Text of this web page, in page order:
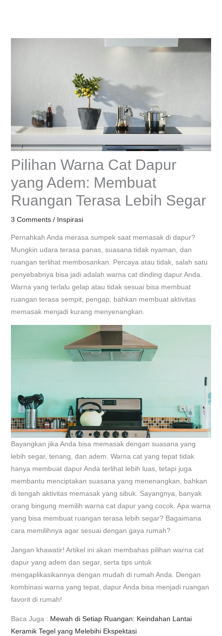
Pilihan Warna Cat Dapur
yang Adem: Membuat
Ruangan Terasa Lebih Segar
3 Comments / Inspirasi
Pernahkah Anda merasa sumpek saat memasak di dapur?
Mungkin udara terasa panas, suasana tidak nyaman, dan
ruangan terlihat membosankan. Percaya atau tidak, salah satu
penyebabnya bisa jadi adalah warna cat dinding dapur Anda.
Warna yang terlalu gelap atau tidak sesuai bisa membuat
ruangan terasa sempit, pengap, bahkan membuat aktivitas
memasak menjadi kurang menyenangkan.
Bayangkan jika Anda bisa memasak dengan suasana yang
lebih segar, tenang, dan adem. Warna cat yang tepat tidak
hanya membuat dapur Anda terlihat lebih luas, tetapi juga
membantu menciptakan suasana yang menenangkan, bahkan
di tengah aktivitas memasak yang sibuk. Sayangnya, banyak
orang bingung memilih warna cat dapur yang cocok. Apa warna
yang bisa membuat ruangan terasa lebih segar? Bagaimana
cara memilihnya agar sesuai dengan gaya rumah?
Jangan khawatir! Artikel ini akan membahas pilihan warna cat
dapur yang adem dan segar, serta tips untuk
mengaplikasikannya dengan mudah di rumah Anda. Dengan
kombinasi warna yang tepat, dapur Anda bisa menjadi ruangan
favorit di rumah!
Baca Juga : Mewah di Setiap Ruangan: Keindahan Lantai
Keramik Tegel yang Melebihi Ekspektasi